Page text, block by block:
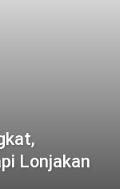
Lonjakan